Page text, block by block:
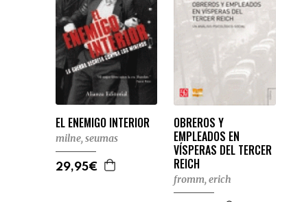
EL ENEMIGO INTERIOR
milne, seumas
29,95€
OBREROS Y
EMPLEADOS EN
VÍSPERAS DEL TERCER
REICH
fromm, erich